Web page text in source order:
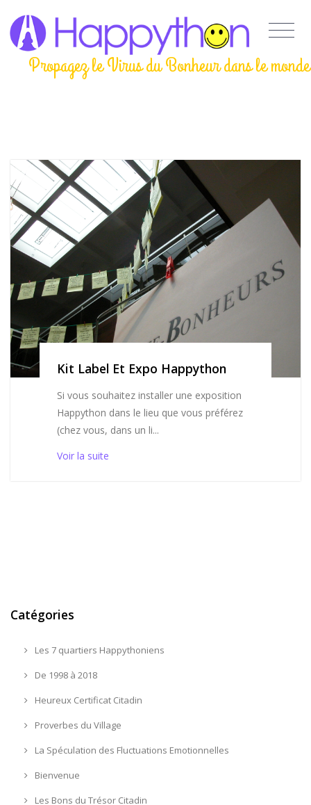
Propagez le Virus du Bonheur dans le monde
Kit Label Et Expo Happython
Si vous souhaitez installer une exposition
Happython dans le lieu que vous préférez
(chez vous, dans un li...
Voir la suite
Catégories
Les 7 quartiers Happythoniens
De 1998 à 2018
Heureux Certificat Citadin
Proverbes du Village
La Spéculation des Fluctuations Emotionnelles
Bienvenue
Les Bons du Trésor Citadin